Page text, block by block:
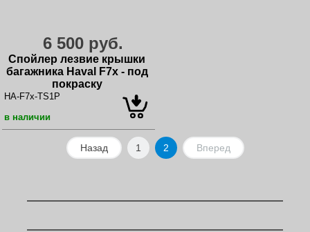
6 500 руб.
Спойлер лезвие крышки
багажника Haval F7x - под
покраску
HA-F7x-TS1P
в наличии
Назад 1 2 Вперед